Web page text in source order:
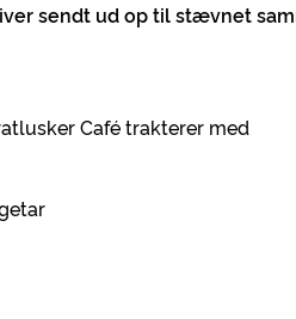
sendt ud op til stævnet
Café trakterer med